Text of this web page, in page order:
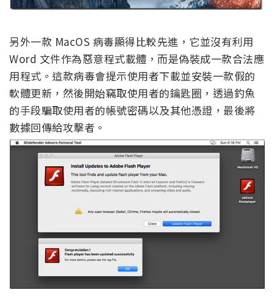
另外一款 MacOS 病毒顯得比較先進，它並沒有利用
Word 文件作為惡意程式載體，而是偽裝成一款合法應
用程式。這款病毒會提示使用者下載並安裝一款假的
軟體更新，然後開始竊取使用者的鑰匙圈，透過釣魚
的手段騙取使用者的帳號密碼以及其他憑證，最後將
數據回傳給攻擊者。